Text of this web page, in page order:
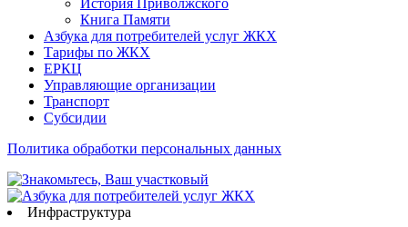
История Приволжского
Книга Памяти
Азбука для потребителей услуг ЖКХ
Тарифы по ЖКХ
ЕРКЦ
Управляющие организации
Транспорт
Субсидии
Политика обработки персональных данных
Инфраструктура